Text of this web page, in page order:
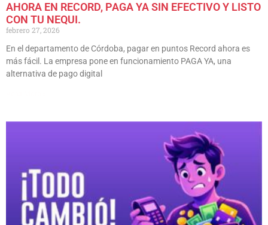
AHORA EN RECORD, PAGA YA SIN EFECTIVO Y LISTO
CON TU NEQUI.
febrero 27, 2026
En el departamento de Córdoba, pagar en puntos Record ahora es
más fácil. La empresa pone en funcionamiento PAGA YA, una
alternativa de pago digital